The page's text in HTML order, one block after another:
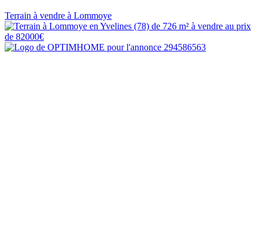
Terrain à vendre à Lommoye